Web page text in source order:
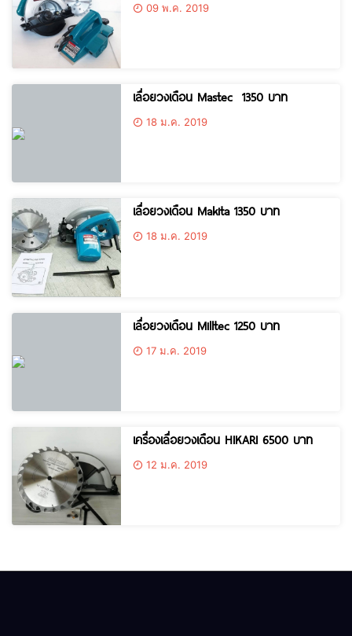
09 พ.ค. 2019
เลื่อยวงเดือน Mastec 1350 บาท
18 ม.ค. 2019
เลื่อยวงเดือน Makita 1350 บาท
18 ม.ค. 2019
เลื่อยวงเดือน Milltec 1250 บาท
17 ม.ค. 2019
เครื่องเลื่อยวงเดือน HIKARI 6500 บาท
12 ม.ค. 2019